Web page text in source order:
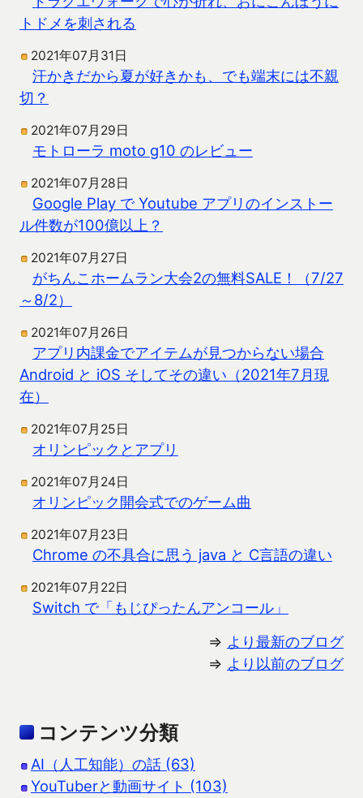
トドメを刺される
2021年07月31日
汗かきだから夏が好きかも、でも端末には不親
切？
2021年07月29日
モトローラ moto g10 のレビュー
2021年07月28日
Google Play で Youtube アプリのインストー
ル件数が100億以上？
2021年07月27日
がちんこホームラン大会2の無料SALE！（7/27
～8/2）
2021年07月26日
アプリ内課金でアイテムが見つからない場合
Android と iOS そしてその違い（2021年7月現
在）
2021年07月25日
オリンピックとアプリ
2021年07月24日
オリンピック開会式でのゲーム曲
2021年07月23日
Chrome の不具合に思う java と C言語の違い
2021年07月22日
Switch で「もじぴったんアンコール」
⇒ より最新のブログ
⇒ より以前のブログ
コンテンツ分類
AI（人工知能）の話 (63)
YouTuberと動画サイト (103)